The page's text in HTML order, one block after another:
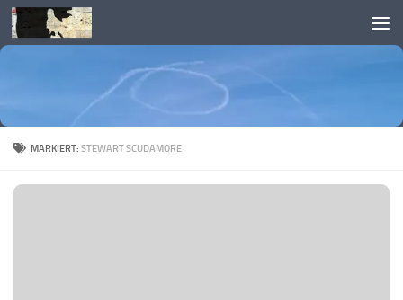
Skip to content
MARKIERT:STEWART SCUDAMORE